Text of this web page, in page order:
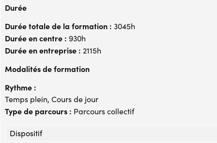
Durée
Durée totale de la formation : 3045h
Durée en centre : 930h
Durée en entreprise : 2115h
Modalités de formation
Rythme :
Temps plein, Cours de jour
Type de parcours : Parcours collectif
Dispositif